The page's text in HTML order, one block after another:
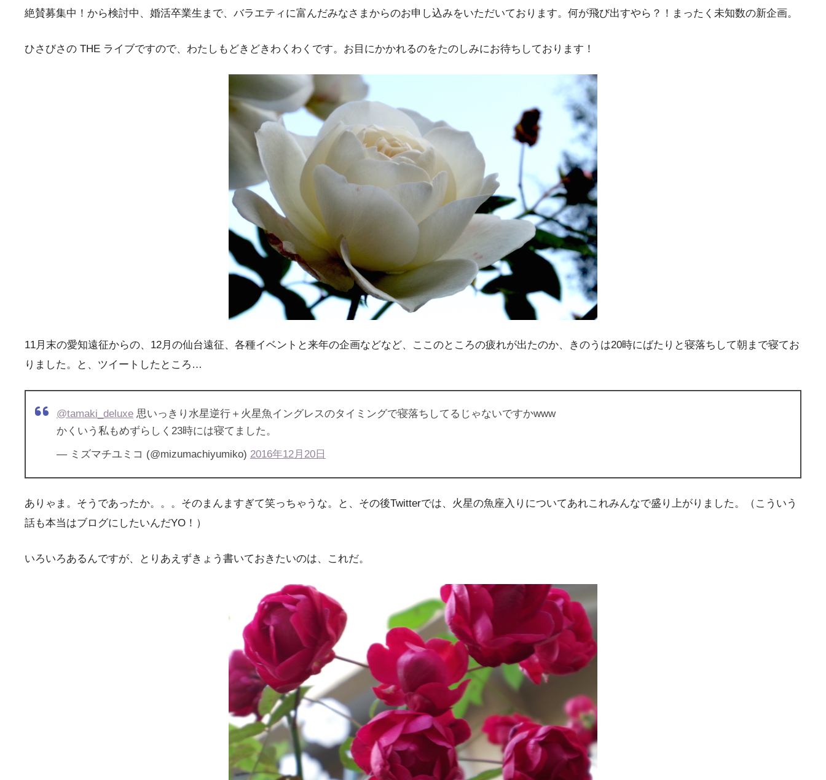
絶賛募集中！から検討中、婚活卒業生まで、バラエティに富んだみなさまからのお申し込みをいただいております。何が飛び出すやら？！まったく未知数の新企画。
ひさびさの THE ライブですので、わたしもどきどきわくわくです。お目にかかれるのをたのしみにお待ちしております！
11月末の愛知遠征からの、12月の仙台遠征、各種イベントと来年の企画などなど、ここのところの疲れが出たのか、きのうは20時にばたりと寝落ちして朝まで寝てお
りました。と、ツイートしたところ…
@tamaki_deluxe 思いっきり水星逆行＋火星魚イングレスのタイミングで寝落ちしてるじゃないですかwww
かくいう私もめずらしく23時には寝てました。
— ミズマチユミコ (@mizumachiyumiko) 2016年12月20日
ありゃま。そうであったか。。。そのまんますぎて笑っちゃうな。と、その後Twitterでは、火星の魚座入りについてあれこれみんなで盛り上がりました。（こういう
話も本当はブログにしたいんだYO！）
いろいろあるんですが、とりあえずきょう書いておきたいのは、これだ。